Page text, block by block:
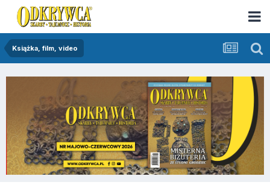
Książka, film, video